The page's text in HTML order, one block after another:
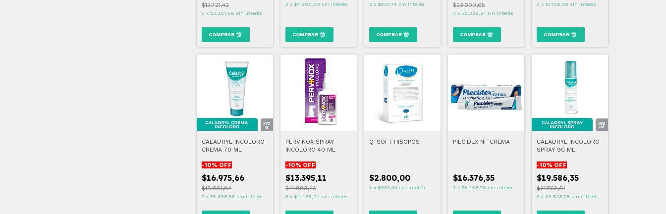
$13.721,42
3 x $3.201,66 sin interés
3 x $4.200,00 sin interés 3 x $833,74 sin interés $23.399,65
3 x $6.239,91 sin interés
3 x $7.106,28 sin interés
CALADRYL INCOLORO
CREMA 70 ML
-10% OFF
$16.975,66
$18.861,84
3 x $5.658,55 sin interés
PERVINOX SPRAY
INCOLORO 40 ML
-10% OFF
$13.395,11
$14.883,46
3 x $4.465,04 sin interés
Q-SOFT HISOPOS
$2.800,00
3 x $933,33 sin interés
PIECIDEX NF CREMA
$16.376,35
3 x $5.458,78 sin interés
CALADRYL INCOLORO
SPRAY 90 ML
-10% OFF
$19.586,35
$21.762,61
3 x $6.528,78 sin interés